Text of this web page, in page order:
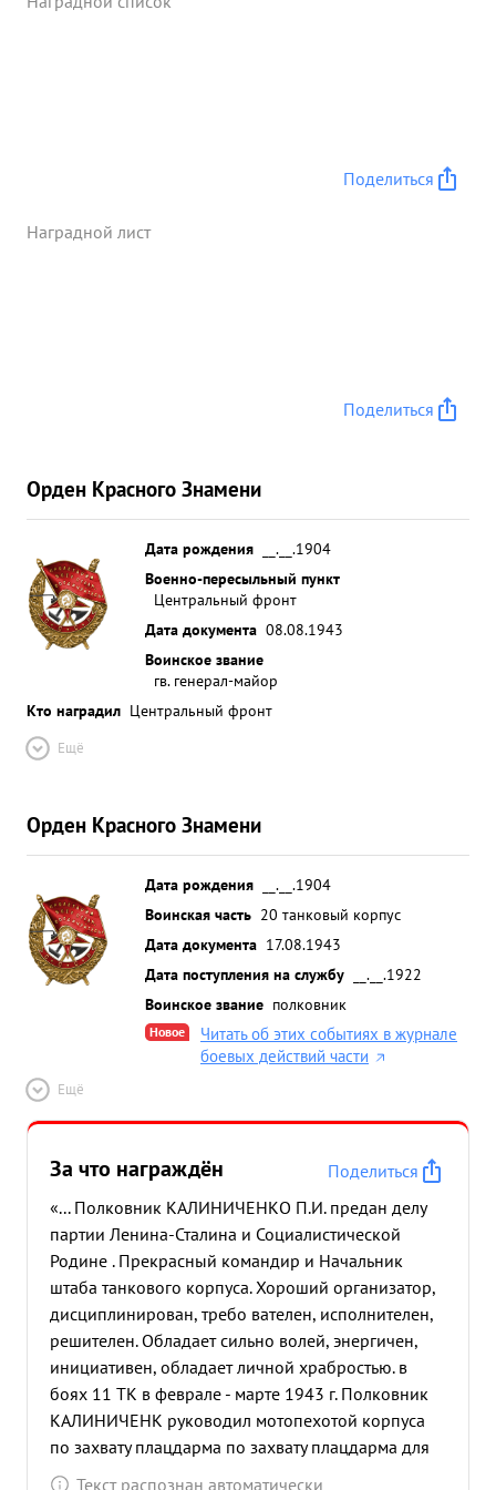
Поделиться
Наградной лист
Поделиться
Орден Красного Знамени
Дата рождения
__.__.1904
Военно-пересыльный пункт
Центральный фронт
Дата документа 08.08.1943
Воинское звание
гв. генерал-майор
Кто наградил Центральный фронт
Ещё
Орден Красного Знамени
Дата рождения
__.__.1904
Воинская часть 20 танковый корпус
Дата документа 17.08.1943
Дата поступления на службу
__.__.1922
Воинское звание полковник
Новое
Читать об этих событиях в журнале
боевых действий части
Ещё
За что награждён
Поделиться
«... Полковник КАЛИНИЧЕНКО П.И. предан делу
партии Ленина-Сталина и Социалистической
Родине . Прекрасный командир и Начальник
штаба танкового корпуса. Хороший организатор,
дисциплинирован, требо вателен, исполнителен,
решителен. Обладает сильно волей, энергичен,
инициативен, обладает личной храбростью. в
боях 11 ТК в феврале - марте 1943 г. Полковник
КАЛИНИЧЕНК руководил мотопехотой корпуса
по захвату плацдарма по захвату плацдарма для
действий 11 ТК Южнее гор. Дмитриев Льговский и
Текст распознан автоматически